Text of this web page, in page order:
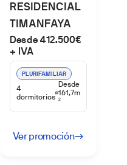
RESIDENCIAL
TIMANFAYA
Desde 412.500€
+ IVA
PLURIFAMILIAR
4
dormitorios
Desde
161,7m
2
Ver promoción